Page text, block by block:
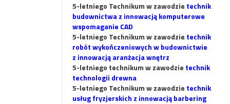
5-letniego Technikum w zawodzie technik
budownictwa z innowacją komputerowe
wspomaganie CAD
5-letniego Technikum w zawodzie technik
robót wykończeniowych w budownictwie
z innowacją aranżacja wnętrz
5-letniego technikum w zawodzie technik
technologii drewna
5-letniego Technikum w zawodzie technik
usługfryzjerskich z innowacją barbering